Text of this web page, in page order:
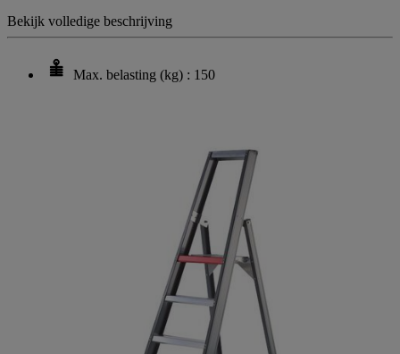
Bekijk volledige beschrijving
Max. belasting (kg) : 150